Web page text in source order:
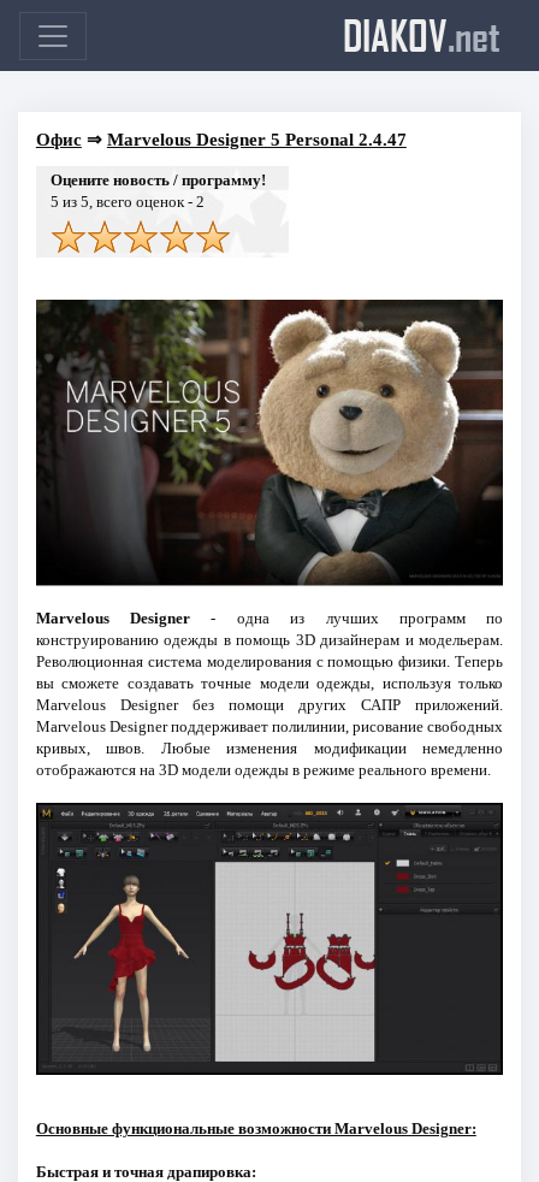
DIAKOV.net
Офис⇒ Marvelous Designer 5 Personal 2.4.47
Оцените новость / программу!
5 из 5, всего оценок - 2
Marvelous Designer - одна из лучших программ по
конструированию одежды в помощь 3D дизайнерам и модельерам.
Революционная система моделирования с помощью физики. Теперь
вы сможете создавать точные модели одежды, используя только
Marvelous Designer без помощи других САПР приложений.
Marvelous Designer поддерживает полилинии, рисование свободных
кривых, швов. Любые изменения модификации немедленно
отображаются на 3D модели одежды в режиме реального времени.
Основные функциональные возможности Marvelous Designer:
Быстрая и точная драпировка: